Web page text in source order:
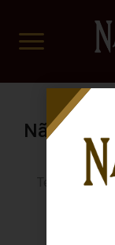
Não
Tente